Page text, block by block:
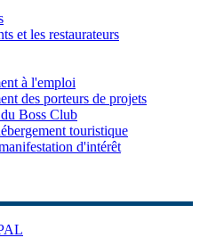
et les restaurateurs
à l'emploi
des porteurs de projets
Boss Club
touristique
d'intérêt